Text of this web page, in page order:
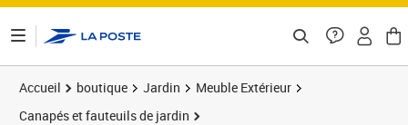
Accueil boutique Jardin
Meuble Extérieur
Canapés et fauteuils de jardin